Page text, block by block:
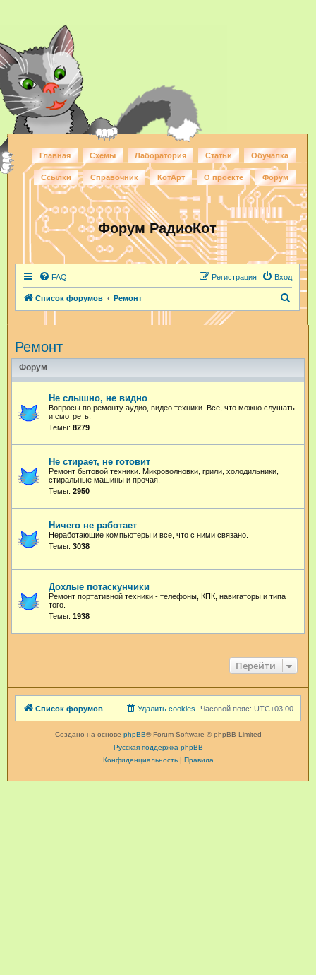
Главная Схемы Лаборатория Статьи Обучалка
Ссылки Справочник КотАрт О проекте Форум
Форум РадиоКот
FAQ Вход
Регистрация
Список форумов Ремонт
Ремонт
Форум
Не слышно, не видно
Вопросы по ремонту аудио, видео техники. Все, что можно слушать
и смотреть.
Темы: 8279
Не стирает, не готовит
Ремонт бытовой техники. Микроволновки, грили, холодильники,
стиральные машины и прочая.
Темы: 2950
Ничего не работает
Неработающие компьютеры и все, что с ними связано.
Темы: 3038
Дохлые потаскунчики
Ремонт портативной техники - телефоны, КПК, навигаторы и типа
того.
Темы: 1938
Перейти
Список форумов Часовой пояс: UTC+03:00
Удалить cookies
Создано на основе phpBB® Forum Software © phpBB Limited
Русская поддержка phpBB
Конфиденциальность| Правила